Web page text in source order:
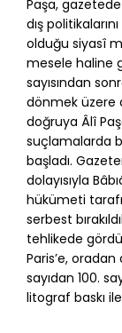
Paşa,
dış
olduğu siyasî
mesele haline
sayısından
dönmek üzere
doğruya Âlî
suçlamalarda
başladı.
dolayısıyla
hükümeti
serbest
tehlikede
Paris’e,
sayıdan 100.
litograf baskı ile